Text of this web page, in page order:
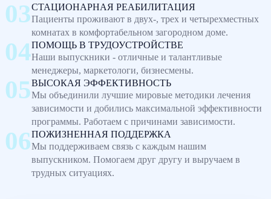
СТАЦИОНАРНАЯ РЕАБИЛИТАЦИЯ
Пациенты проживают в двух-, трех и четырехместных
комнатах в комфортабельном загородном доме.
ПОМОЩЬ В ТРУДОУСТРОЙСТВЕ
Наши выпускники - отличные и талантливые
менеджеры, маркетологи, бизнесмены.
ВЫСОКАЯ ЭФФЕКТИВНОСТЬ
Мы объединили лучшие мировые методики лечения
зависимости и добились максимальной эффективности
программы. Работаем с причинами зависимости.
ПОЖИЗНЕННАЯ ПОДДЕРЖКА
Мы поддерживаем связь с каждым нашим
выпускником. Помогаем друг другу и выручаем в
трудных ситуациях.